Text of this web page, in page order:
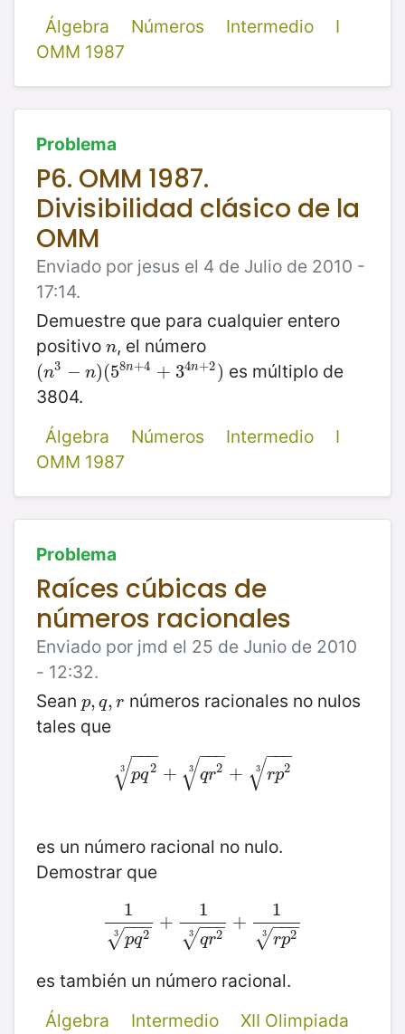
Álgebra
Números Intermedio
I
OMM 1987
Problema
P6. OMM 1987.
Divisibilidad clásico de la
OMM
Enviado por jesus el 4 de Julio de 2010 -
17:14.
Demuestre que para cualquier entero
positivo n
n, el número
(n3 − n)(58n+4 + 34n+2)
(n3 −n )(58n+4 +3 4n+2) es múltiplo de
3804.
Álgebra
Números Intermedio
I
OMM 1987
Problema
Raíces cúbicas de
números racionales
Enviado por jmd el 25 de Junio de 2010
- 12:32.
Sean p, q, r
p,q,r números racionales no nulos
tales que
pq2
−−
−
√
3 + qr2
−−
−
√
3 + rp2
−−
−
√
3
pq2 3+qr23 +r p23
es un número racional no nulo.
Demostrar que
1
pq2
−−
−
√
3 +
1
qr2
−−
−
√
3 +
1
rp2
−−
−
√
3
1pq2 3+1qr23 +1 rp23
es también un número racional.
Álgebra
Intermedio XII Olimpiada